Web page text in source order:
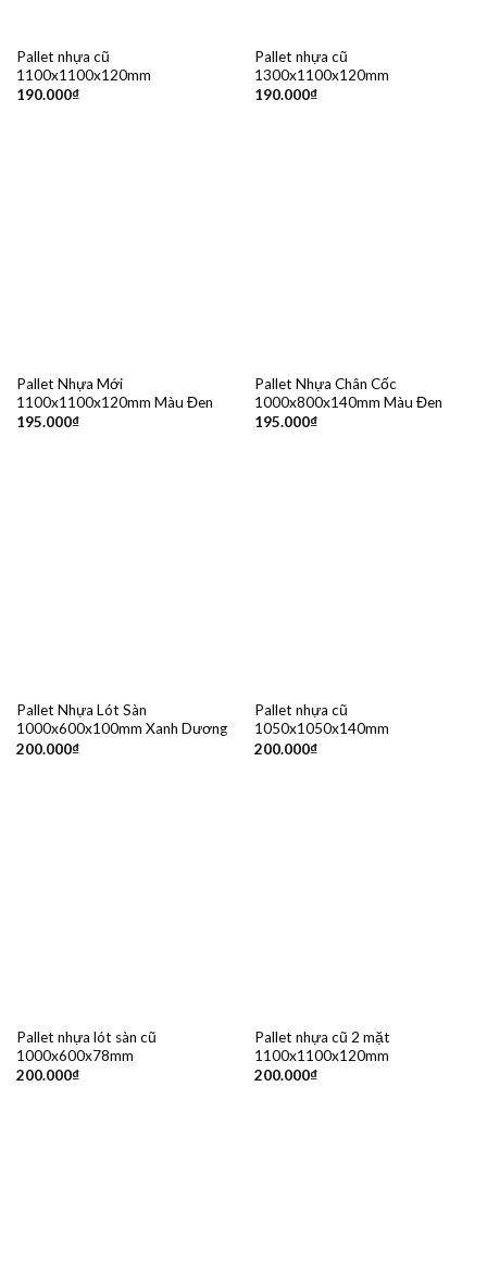
Pallet nhựa cũ
1100x1100x120mm
190.000₫
Pallet nhựa cũ
1300x1100x120mm
190.000₫
Pallet Nhựa Mới
1100x1100x120mm Màu Đen
195.000₫
Pallet Nhựa Chân Cốc
1000x800x140mm Màu Đen
195.000₫
Pallet Nhựa Lót Sàn
1000x600x100mm Xanh Dương
200.000₫
Pallet nhựa cũ
1050x1050x140mm
200.000₫
Pallet nhựa lót sàn cũ
1000x600x78mm
200.000₫
Pallet nhựa cũ 2 mặt
1100x1100x120mm
200.000₫